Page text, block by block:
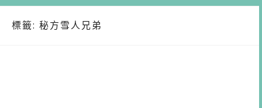
標籤: 秘方雪人兄弟